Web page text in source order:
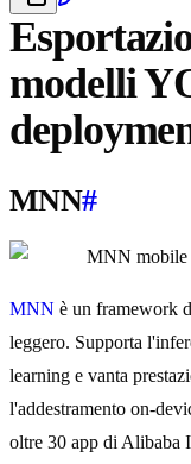
modelli
MNN#
MNN è un framework
leggero. Supporta
learning e vanta
l'addestramento on-
oltre 30 app di Alibaba